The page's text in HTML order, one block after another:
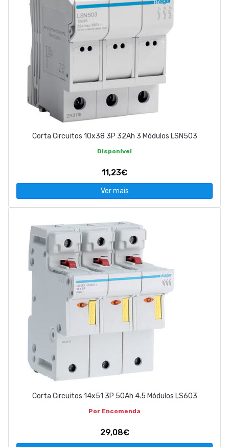
Corta Circuitos 10x38 3P 32Ah 3 Módulos LSN503
Disponível
11,23€
Ver mais
Corta Circuitos 14x51 3P 50Ah 4.5 Módulos LS603
Por Encomenda
29,08€